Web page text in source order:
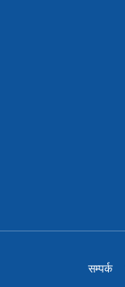
सम्पर्क